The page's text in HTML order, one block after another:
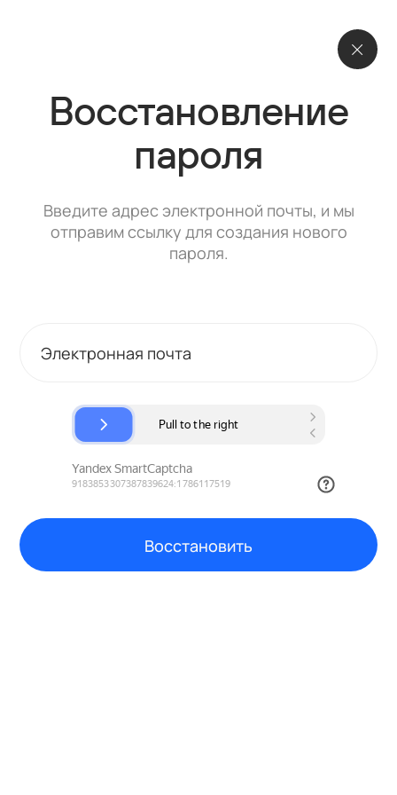
Восстановление
пароля
Введите адрес электронной почты, и мы
отправим ссылку для создания нового
пароля.
Электронная почта
Восстановить